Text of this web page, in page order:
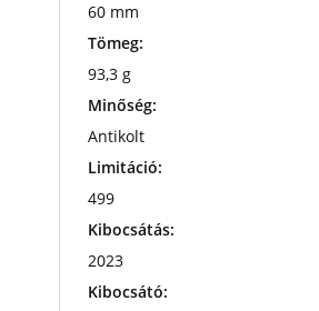
60 mm
Tömeg:
93,3 g
Minőség:
Antikolt
Limitáció:
499
Kibocsátás:
2023
Kibocsátó: